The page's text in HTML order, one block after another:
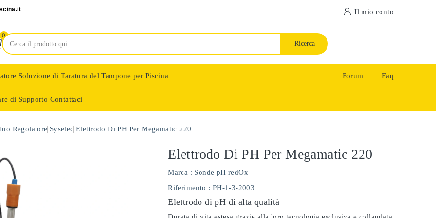
Il mio conto
0
Ricerca
Soluzione di Taratura del Tampone per Piscina
di Supporto Contattaci
Forum Faq
Regolatore Syselec Elettrodo Di PH Per Megamatic 220
Elettrodo Di PH Per Megamatic 220
Marca : Sonde pH redOx
Riferimento : PH-1-3-2003
Elettrodo di pH di alta qualità